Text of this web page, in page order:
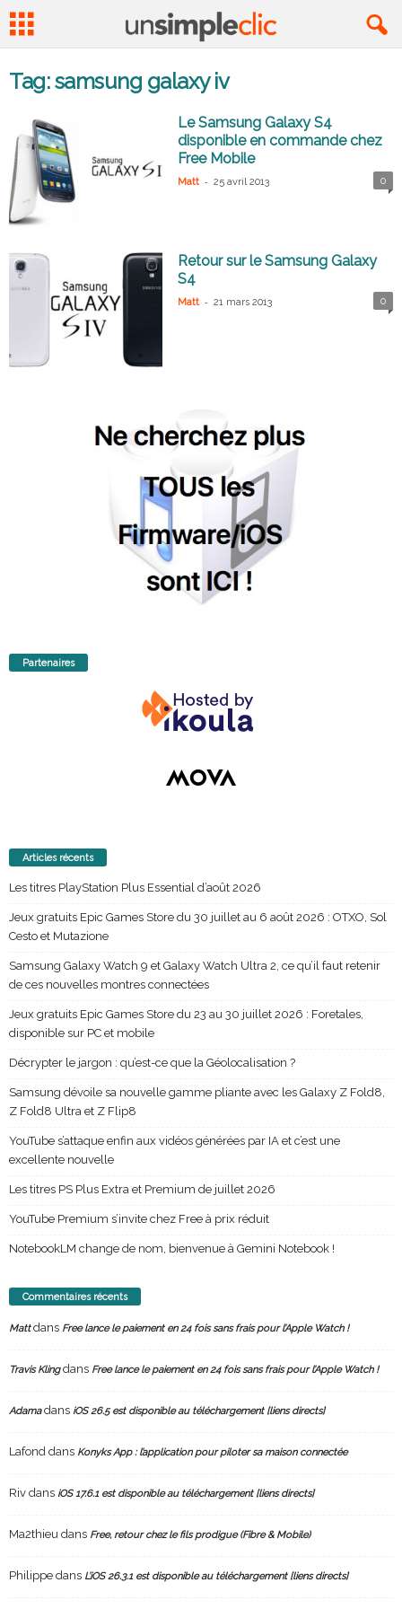
Tag: samsung galaxy iv
Le Samsung Galaxy S4
disponible en commande chez
Free Mobile
Matt - 25 avril 2013 0
Retour sur le Samsung Galaxy
S4
Matt - 21 mars 2013 0
Partenaires
Articles récents
Les titres PlayStation Plus Essential d’août 2026
Jeux gratuits Epic Games Store du 30 juillet au 6 août 2026 : OTXO, Sol
Cesto et Mutazione
Samsung Galaxy Watch 9 et Galaxy Watch Ultra 2, ce qu’il faut retenir
de ces nouvelles montres connectées
Jeux gratuits Epic Games Store du 23 au 30 juillet 2026 : Foretales,
disponible sur PC et mobile
Décrypter le jargon : qu’est-ce que la Géolocalisation ?
Samsung dévoile sa nouvelle gamme pliante avec les Galaxy Z Fold8,
Z Fold8 Ultra et Z Flip8
YouTube s’attaque enfin aux vidéos générées par IA et c’est une
excellente nouvelle
Les titres PS Plus Extra et Premium de juillet 2026
YouTube Premium s’invite chez Free à prix réduit
NotebookLM change de nom, bienvenue à Gemini Notebook !
Commentaires récents
Mattdans Free lance le paiement en 24 fois sans frais pour l’Apple Watch !
Travis Klingdans Free lance le paiement en 24 fois sans frais pour l’Apple Watch !
Adamadans iOS 26.5 est disponible au téléchargement [liens directs]
Lafond dans Konyks App : l’application pour piloter sa maison connectée
Riv dans iOS 17.6.1 est disponible au téléchargement [liens directs]
Ma2thieu dans Free, retour chez le fils prodigue (Fibre & Mobile)
Philippe dans L’iOS 26.3.1 est disponible au téléchargement [liens directs]